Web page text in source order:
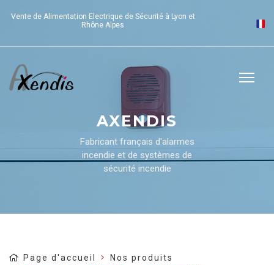
Vente de Alimentation Electrique de Sécurité à Lyon et
Rhône Alpes
AXENDIS
Fabricant français d'alarmes
incendie et de systèmes de
sécurité incendie
Page d'accueil
Nos produits